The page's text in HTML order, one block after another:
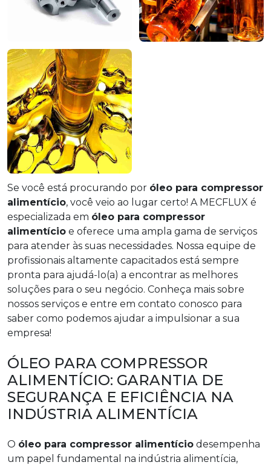
Se você está procurando por óleo para compressor
alimentício, você veio ao lugar certo! A MECFLUX é
especializada em óleo para compressor
alimentício e oferece uma ampla gama de serviços
para atender às suas necessidades. Nossa equipe de
profissionais altamente capacitados está sempre
pronta para ajudá-lo(a) a encontrar as melhores
soluções para o seu negócio. Conheça mais sobre
nossos serviços e entre em contato conosco para
saber como podemos ajudar a impulsionar a sua
empresa!
ÓLEO PARA COMPRESSOR
ALIMENTÍCIO: GARANTIA DE
SEGURANÇA E EFICIÊNCIA NA
INDÚSTRIA ALIMENTÍCIA
O óleo para compressor alimentício desempenha
um papel fundamental na indústria alimentícia,